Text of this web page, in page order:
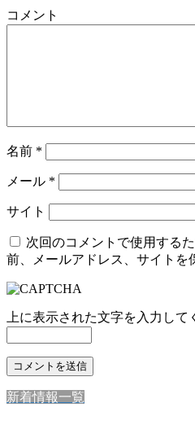
コメント
名前 *
メール *
サイト
次回のコメントで使用する
前、メールアドレス、サイトを
上に表示された文字を入力して
新着情報一覧